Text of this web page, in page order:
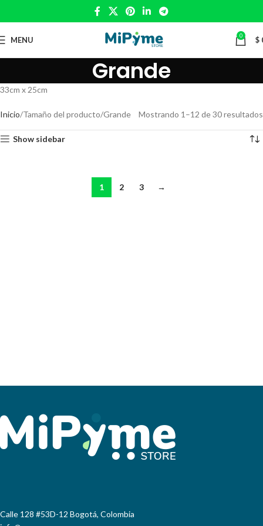
MENU 0 $
Grande
33cm x 25cm
Inicio Tamaño del producto Grande Mostrando 1–12 de 30 resultados
Show sidebar
1 2 3 →
Calle 128 #53D-12 Bogotá, Colombia